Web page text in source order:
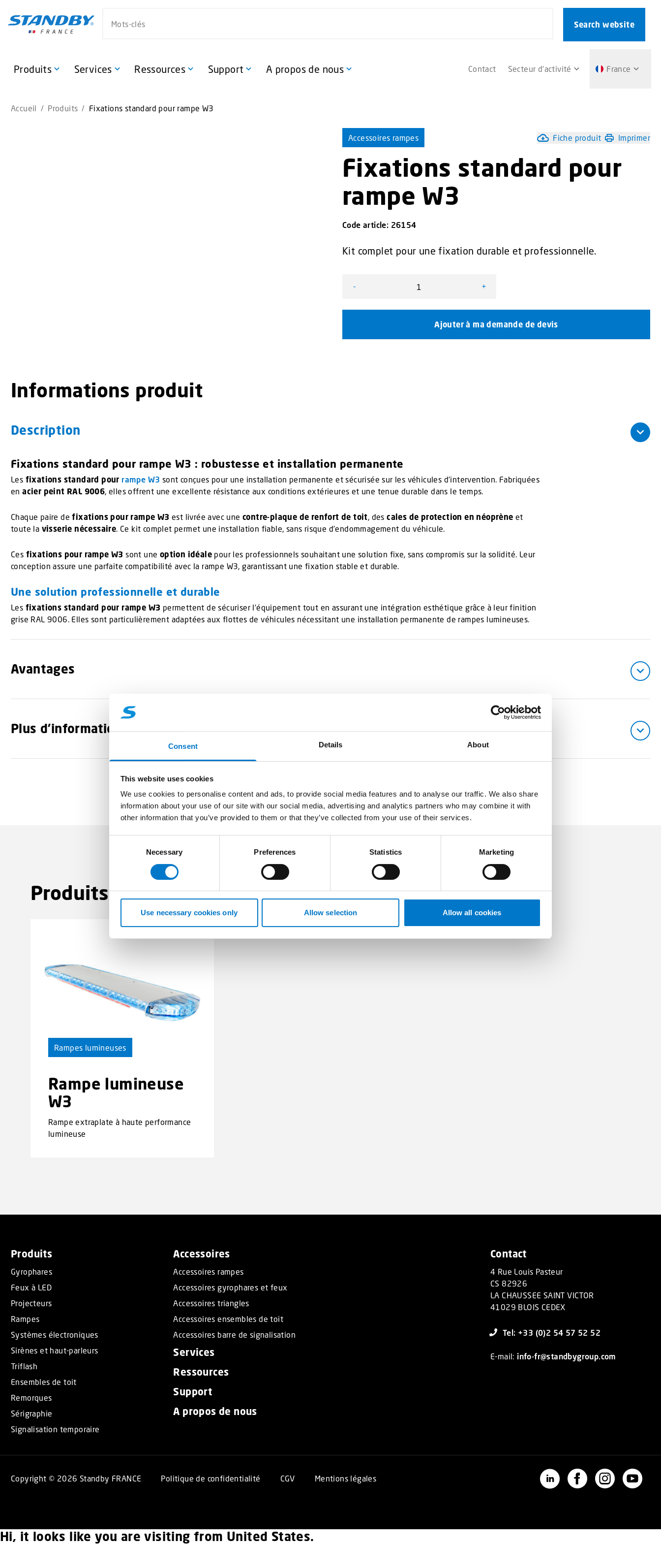
Consent Details About
This website uses cookies
We use cookies to personalise content and ads, to provide social media features and to analyse our traffic. We also share
information about your use of our site with our social media, advertising and analytics partners who may combine it with
other information that you’ve provided to them or that they’ve collected from your use of their services.
e
c
i
Necessary Preferences Statistics Marketing
Use necessary cookies only Allow selection Allow all cookies
k
o
n
Search website
Produits Services Ressources Support A propos de nous Contact Secteur d’activité France
Accueil / Produits / Fixations standard pour rampe W3
Accessoires rampes Fiche produit Imprimer
Fixations standard pour
rampe W3
Code article: 26154
Kit complet pour une fixation durable et professionnelle.
-
quantité de Fixations standard pour rampe W3
+
Ajouter à ma demande de devis
Informations produit
Description
Fixations standard pour rampe W3 : robustesse et installation permanente
Les fixations standard pour rampe W3 sont conçues pour une installation permanente et sécurisée sur les véhicules d’intervention. Fabriquées
enacier peint RAL 9006 , elles offrent une excellente résistance aux conditions extérieures et une tenue durable dans le temps.
Chaque paire defixations pour rampe W3 est livrée avec unecontre-plaque de renfort de toit , descales de protection en néoprène et
toute la visserie nécessaire . Ce kit complet permet une installation fiable, sans risque d’endommagement du véhicule.
Ces fixations pour rampe W3 sont une option idéale pour les professionnels souhaitant une solution fixe, sans compromis sur la solidité. Leur
conception assure une parfaite compatibilité avec la rampe W3, garantissant une fixation stable et durable.
Une solution professionnelle et durable
Les fixations standard pour rampe W3 permettent de sécuriser l’équipement tout en assurant une intégration esthétique grâce à leur finition
grise RAL 9006. Elles sont particulièrement adaptées aux flottes de véhicules nécessitant une installation permanente de rampes lumineuses.
Avantages
Plus d'informations
Produits associés (1)
Rampes lumineuses
Rampe lumineuse
W3
Rampe extraplate à haute performance
lumineuse
Produits
Gyrophares
Feux à LED
Projecteurs
Rampes
Systèmes électroniques
Sirènes et haut-parleurs
Triflash
Ensembles de toit
Remorques
Sérigraphie
Signalisation temporaire
Accessoires
Accessoires rampes
Accessoires gyrophares et feux
Accessoires triangles
Accessoires ensembles de toit
Accessoires barre de signalisation
Services
Ressources
Support
A propos de nous
Contact
4 Rue Louis Pasteur
CS 82926
LA CHAUSSEE SAINT VICTOR
41029 BLOIS CEDEX
Tel: +33 (0)2 54 57 52 52
E-mail: info-fr@standbygroup.com
Copyright © 2026 Standby FRANCE Politique de confidentialité CGV Mentions légales
Hi, it looks like you are visiting from United States.